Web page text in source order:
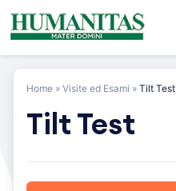
Skip
to
Home » Visite ed Esami » Tilt Test
Tilt Test